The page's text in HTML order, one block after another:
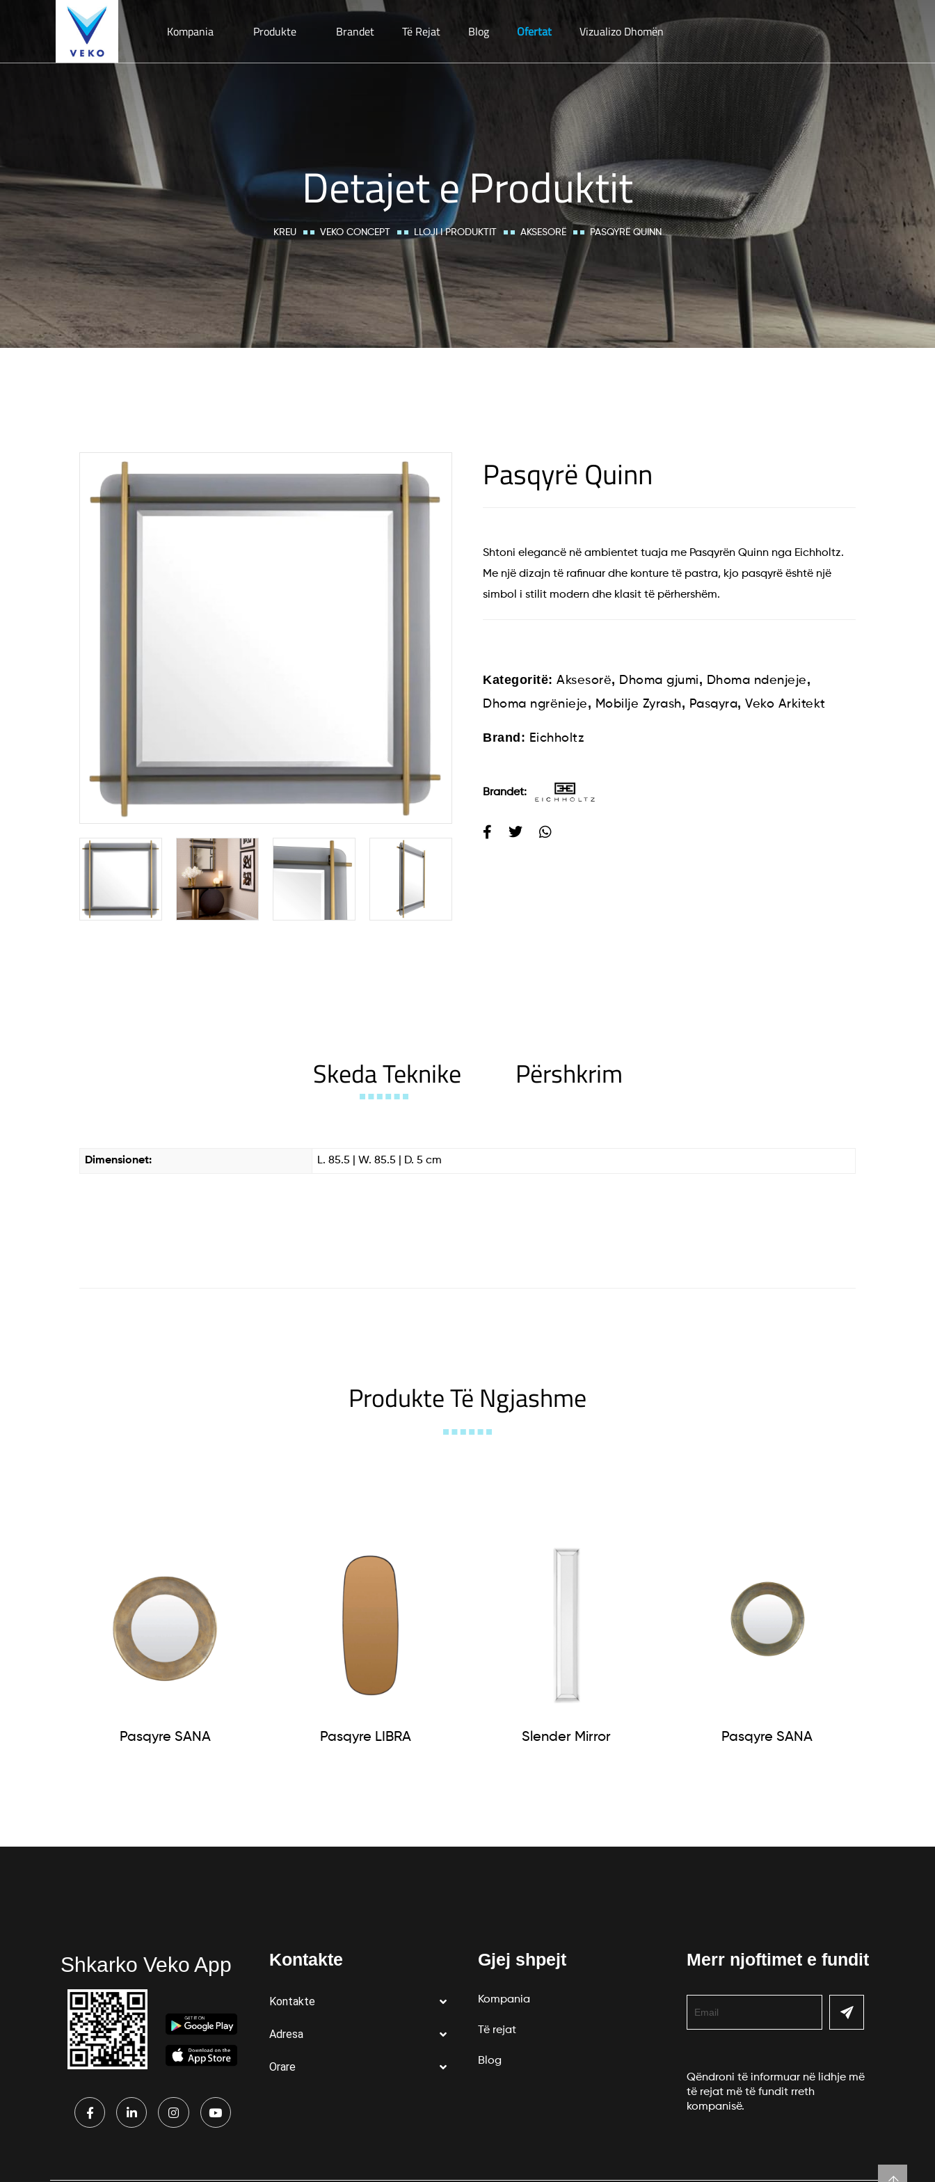
Kompania Produkte Brandet Të Rejat Blog Ofertat Vizualizo Dhomën
Detajet e Produktit
KREU VEKO CONCEPT LLOJI I PRODUKTIT AKSESORË PASQYRË QUINN
Pasqyrë Quinn
Shtoni elegancë në ambientet tuaja me Pasqyrën Quinn nga Eichholtz.
Me një dizajn të rafinuar dhe konture të pastra, kjo pasqyrë është një
simbol i stilit modern dhe klasit të përhershëm.
Kategoritë:Aksesorë, Dhoma gjumi, Dhoma ndenjeje,
Dhoma ngrënieje, Mobilje Zyrash, Pasqyra,Veko Arkitekt
Brand: Eichholtz
Brandet:
Skeda Teknike Përshkrim
Dimensionet: L. 85.5 | W. 85.5 | D. 5 cm
Produkte Të Ngjashme
Pasqyre SANA Pasqyre LIBRA Slender Mirror Pasqyre SANA
Shkarko Veko App Kontakte
Kontakte
Adresa
Orare
Gjej shpejt
Kompania
Të rejat
Blog
Merr njoftimet e fundit
Qëndroni të informuar në lidhje më
të rejat më të fundit rreth
kompanisë.